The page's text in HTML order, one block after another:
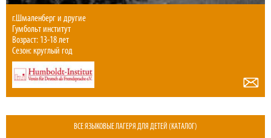
г.Шмаленберг и другие
Гумбольт институт
Возраст: 13-18 лет
Сезон: круглый год
ВСЕ ЯЗЫКОВЫЕ ЛАГЕРЯ ДЛЯ ДЕТЕЙ (КАТАЛОГ)